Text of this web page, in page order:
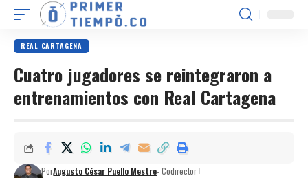
REAL CARTAGENA
Cuatro jugadores se reintegraron a
entrenamientos con Real Cartagena
PorAugusto César Puello Mestre- Codirector